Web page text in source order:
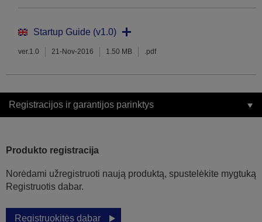
Startup Guide (v1.0)
ver.1.0 21-Nov-2016 1.50 MB .pdf
Registracijos ir garantijos parinktys
Produkto registracija
Norėdami užregistruoti naują produktą, spustelėkite mygtuką
Registruotis dabar.
Registruokitės dabar